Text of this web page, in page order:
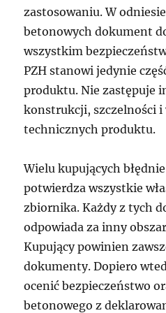
zastosowaniu. W
betonowych dokument
wszystkim
PZH stanowi jedynie
produktu. Nie zastępuje
konstrukcji, szczelności i
technicznych produktu.
Wielu kupujących
potwierdza wszystkie
zbiornika. Każdy z tych
odpowiada za inny
Kupujący powinien
dokumenty. Dopiero
ocenić bezpieczeństwo
betonowego z